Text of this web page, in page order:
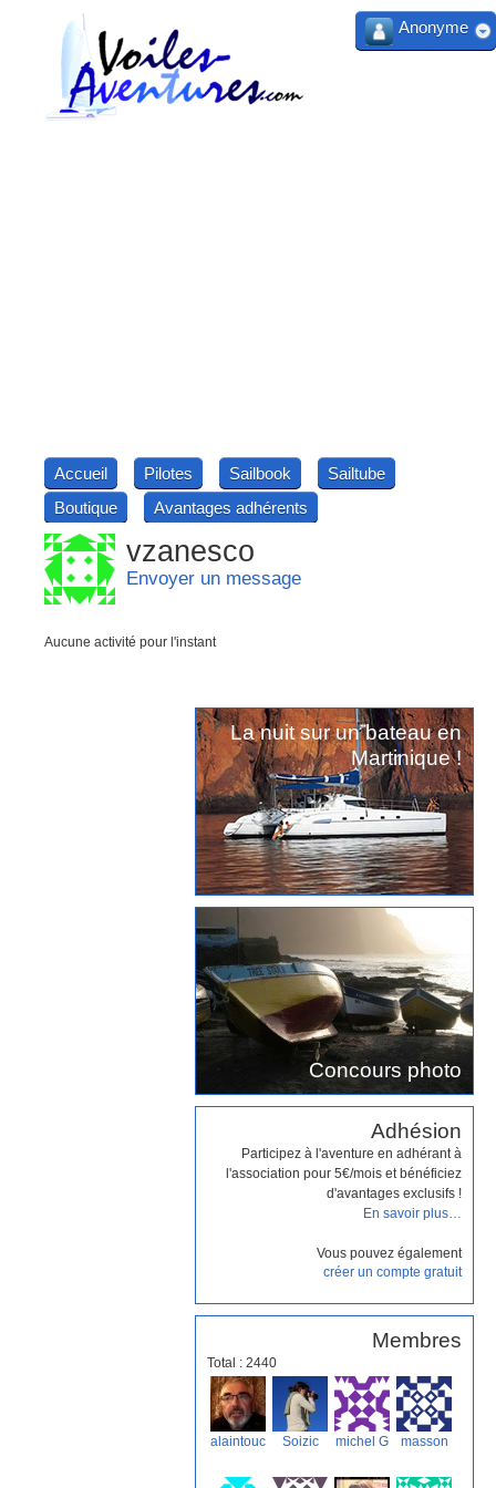
Accueil Pilotes Sailbook
Sailtube
Boutique
Avantages adhérents
vzanesco
Envoyer un message
Aucune activité pour l'instant
La nuit sur un bateau en
Martinique !
Concours photo
Adhésion
Participez à l'aventure en adhérant à
l'association pour 5€/mois et bénéficiez
d'avantages exclusifs !
En savoir plus…
Vous pouvez également
créer un compte gratuit
Membres
Total : 2440
alaintouc Soizic michel G masson
Anonyme